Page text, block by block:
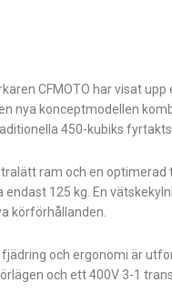
CFMOTO har visat
nya konceptmodellen
450-kubiks
ram och en
endast 125 kg. En
körförhållanden.
fjädring och ergonomi är
och ett 400V 3-1